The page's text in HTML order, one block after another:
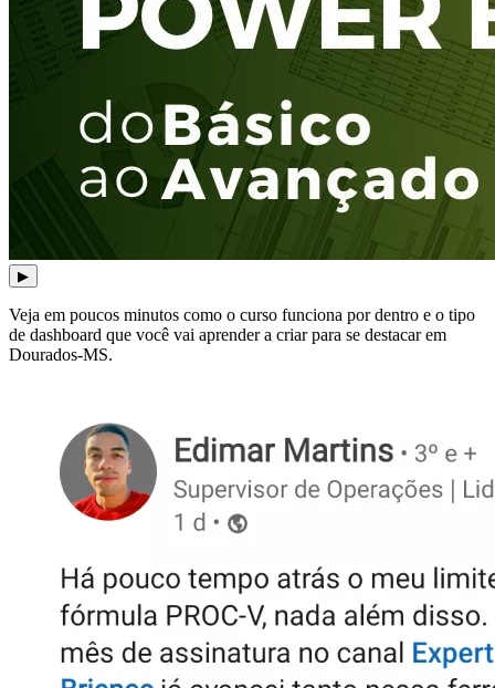
▶
Veja em poucos minutos como o curso funciona por dentro e o tipo
de dashboard que você vai aprender a criar para se destacar em
Dourados-MS.